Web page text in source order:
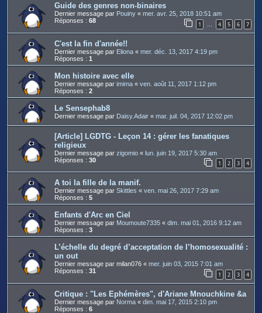
Guide des genres non-binaires
Dernier message par Pouiny « mer. avr. 25, 2018 10:51 am
Réponses : 68 1 4 5 6 7
C'est la fin d'année!!
Dernier message par Eliona « mer. déc. 13, 2017 4:19 pm
Réponses : 1
Mon histoire avec elle
Dernier message par imima « ven. août 11, 2017 1:12 pm
Réponses : 2
Le Sensephab8
Dernier message par Daisy.Adair « mar. juil. 04, 2017 12:02 pm
[Article] LGDTG - Leçon 14 : gérer les fanatiques
religieux
Dernier message par zigomio « lun. juin 19, 2017 5:30 am
Réponses : 30 1 2 3 4
A toi la fille de la manif.
Dernier message par Skittles « ven. mai 26, 2017 7:29 am
Réponses : 5
Enfants d'Arc en Ciel
Dernier message par Moumoute7335 « dim. mai 01, 2016 9:12 am
Réponses : 3
L’échelle du degré d’acceptation de l’homosexualité :
un out
Dernier message par milan076 « mer. juin 03, 2015 7:01 am
Réponses : 31 1 2 3 4
Critique : "Les Ephémères", d'Ariane Mnouchkine &a
Dernier message par Norma « dim. mai 17, 2015 2:10 pm
Réponses : 6